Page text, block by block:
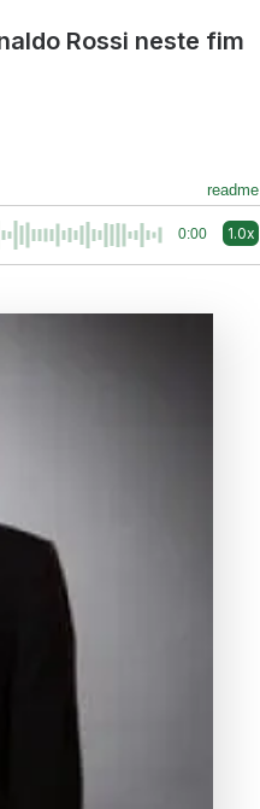
Rossi neste fim
readme
0:00 1.0x